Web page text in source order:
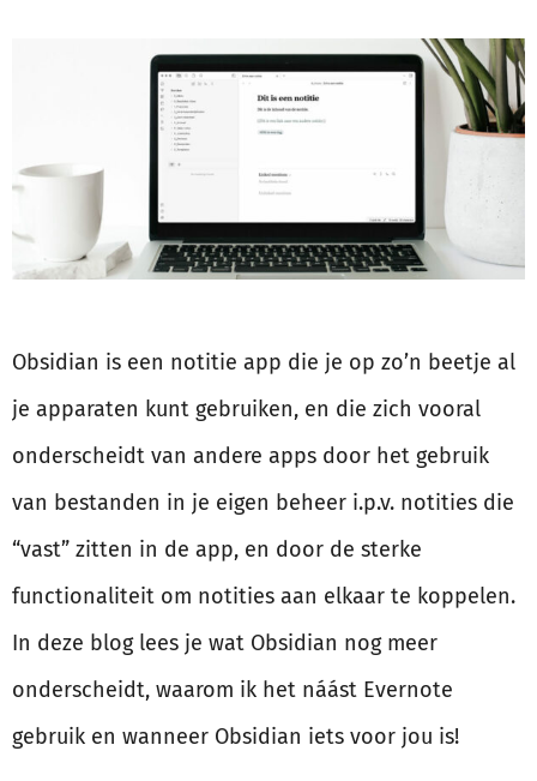
Obsidian is een notitie app die je op zo’n beetje al
je apparaten kunt gebruiken, en die zich vooral
onderscheidt van andere apps door het gebruik
van bestanden in je eigen beheer i.p.v. notities die
“vast” zitten in de app, en door de sterke
functionaliteit om notities aan elkaar te koppelen.
In deze blog lees je wat Obsidian nog meer
onderscheidt, waarom ik het náást Evernote
gebruik en wanneer Obsidian iets voor jou is!